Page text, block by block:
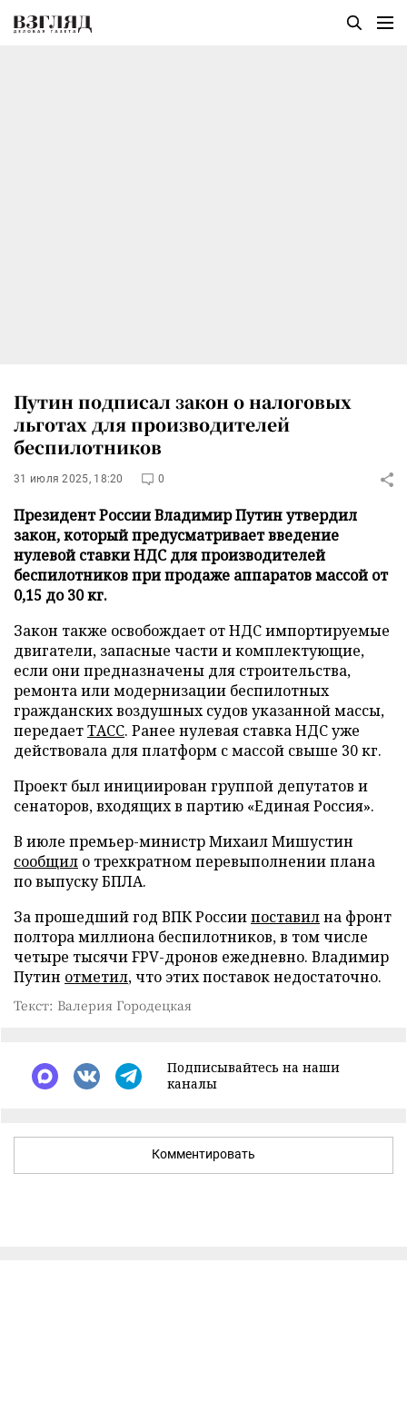
Путин подписал закон о налоговых
льготах для производителей
беспилотников
31 июля 2025, 18:20 0
Президент России Владимир Путин утвердил
закон, который предусматривает введение
нулевой ставки НДС для производителей
беспилотников при продаже аппаратов массой от
0,15 до 30 кг.
Закон также освобождает от НДС импортируемые
двигатели, запасные части и комплектующие,
если они предназначены для строительства,
ремонта или модернизации беспилотных
гражданских воздушных судов указанной массы,
передаетТАСС. Ранее нулевая ставка НДС уже
действовала для платформ с массой свыше 30 кг.
Проект был инициирован группой депутатов и
сенаторов, входящих в партию «Единая Россия».
В июле премьер-министр Михаил Мишустин
сообщил о трехкратном перевыполнении плана
по выпуску БПЛА.
За прошедший год ВПК Россиипоставилна фронт
полтора миллиона беспилотников, в том числе
четыре тысячи FPV-дронов ежедневно. Владимир
Путин отметил, что этих поставок недостаточно.
Текст: Валерия Городецкая
Подписывайтесь на наши
каналы
Комментировать